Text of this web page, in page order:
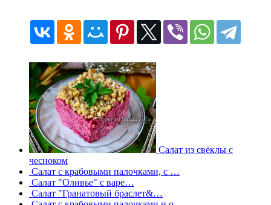
Салат из свёклы с
чесноком
Салат с крабовыми палочками, с …
Салат "Оливье" с варе…
Салат "Гранатовый браслет&…